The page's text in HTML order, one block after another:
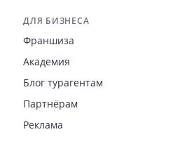
ДЛЯ БИЗНЕСА
Франшиза
Академия
Блог турагентам
Партнёрам
Реклама